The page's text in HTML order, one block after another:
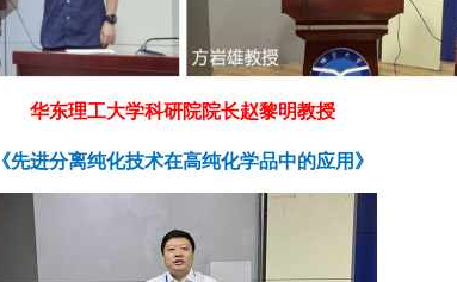
华东理工大学科研院院长赵黎明教授
《先进分离纯化技术在高纯化学品中的应用》